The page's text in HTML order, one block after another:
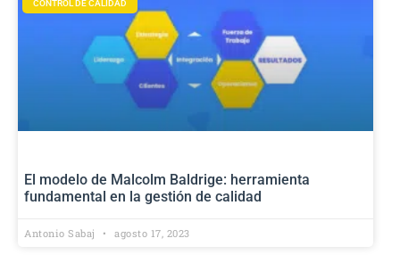
CONTROL DE CALIDAD
El modelo de Malcolm Baldrige: herramienta
fundamental en la gestión de calidad
Antonio Sabaj agosto 17, 2023